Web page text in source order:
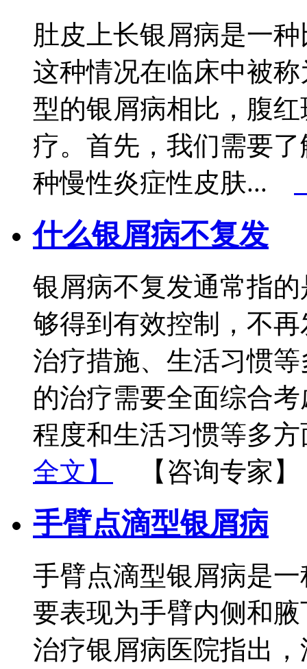
肚皮上长银屑病是一
这种情况在临床中被
型的银屑病相比，腹
疗。首先，我们需要
种慢性炎症性皮肤...
什么银屑病不复发
银屑病不复发通常指
够得到有效控制，不
治疗措施、生活习惯
的治疗需要全面综合
程度和生活习惯等多
全文】
【咨询专家】
手臂点滴型银屑病
手臂点滴型银屑病是
要表现为手臂内侧和
治疗银屑病医院指出